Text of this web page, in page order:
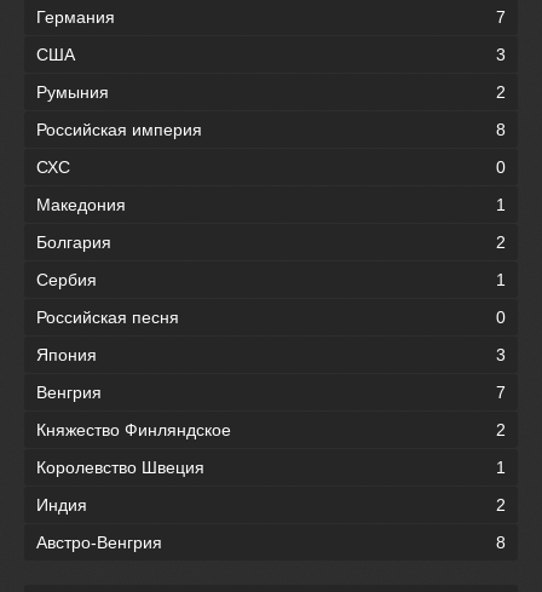
Германия
7
США
3
Румыния
2
Российская империя
8
СХС
0
Македония
1
Болгария
2
Сербия
1
Российская песня
0
Япония
3
Венгрия
7
Княжество Финляндское
2
Королевство Швеция
1
Индия
2
Австро-Венгрия
8